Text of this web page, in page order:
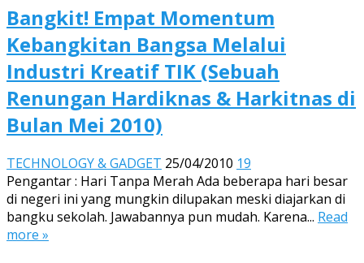
Bangkit! Empat Momentum
Kebangkitan Bangsa Melalui
Industri Kreatif TIK (Sebuah
Renungan Hardiknas & Harkitnas di
Bulan Mei 2010)
TECHNOLOGY & GADGET 25/04/2010 19
Pengantar : Hari Tanpa Merah Ada beberapa hari besar
di negeri ini yang mungkin dilupakan meski diajarkan di
bangku sekolah. Jawabannya pun mudah. Karena... Read
more »